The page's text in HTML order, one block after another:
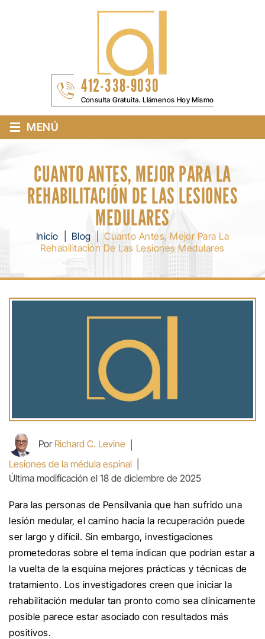
412-338-9030
Consulta Gratuita. Llámenos Hoy Mismo
≡ MENÚ
CUANTO ANTES, MEJOR PARA LA
REHABILITACIÓN DE LAS LESIONES
MEDULARES
Inicio Blog |Cuanto Antes, Mejor Para La
Rehabilitación De Las Lesiones Medulares
Por Richard C. Levine
Lesiones de la médula espinal
Última modificación el 18 de diciembre de 2025
Para las personas de Pensilvania que han sufrido una
lesión medular, el camino hacia la recuperación puede
ser largo y difícil. Sin embargo, investigaciones
prometedoras sobre el tema indican que podrían estar a
la vuelta de la esquina mejores prácticas y técnicas de
tratamiento. Los investigadores creen que iniciar la
rehabilitación medular tan pronto como sea clínicamente
posible parece estar asociado con resultados más
positivos.